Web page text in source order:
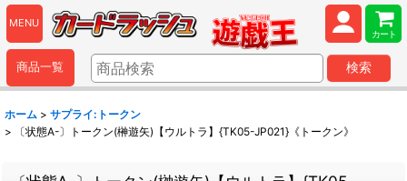
MENU
カート
商品一覧 検索
ホーム > サプライ:トークン
>
〔状態A-〕トークン(榊遊矢)【ウルトラ】{TK05-JP021}《トークン》